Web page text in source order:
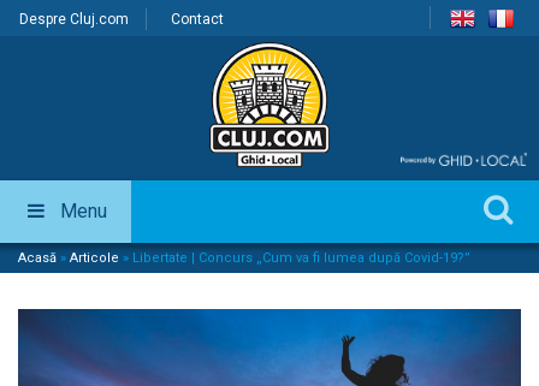
Despre Cluj.com Contact
Menu
Acasă » Articole » Libertate | Concurs „Cum va fi lumea după Covid-19?”